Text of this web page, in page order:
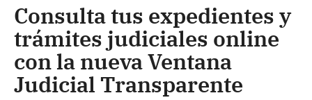
Consulta tus expedientes y
trámites judiciales online
con la nueva Ventana
Judicial Transparente